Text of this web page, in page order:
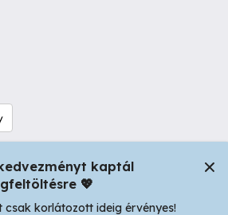
Romania | Tax ID: RO44483373 -
kaptál
💖
csak korlátozott ideig érvényes!